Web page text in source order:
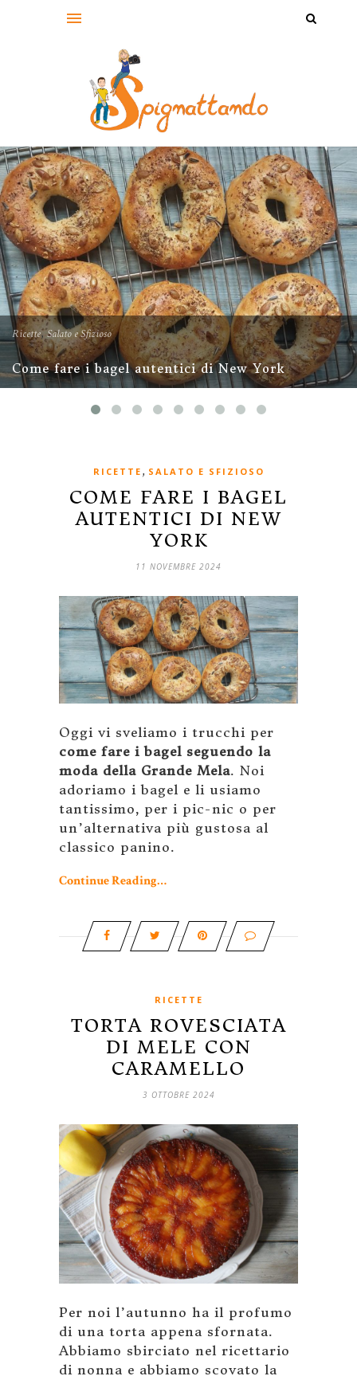
Ricette,Salato e Sfizioso
Come fare i bagel autentici di New York
RICETTE , SALATO E SFIZIOSO
COME FARE I BAGEL
AUTENTICI DI NEW
YORK
11 NOVEMBRE 2024
Oggi vi sveliamo i trucchi per
come fare i bagel seguendo la
moda della Grande Mela. Noi
adoriamo i bagel e li usiamo
tantissimo, per i pic-nic o per
un’alternativa più gustosa al
classico panino.
Continue Reading…
RICETTE
TORTA ROVESCIATA
DI MELE CON
CARAMELLO
3 OTTOBRE 2024
Per noi l’autunno ha il profumo
di una torta appena sfornata.
Abbiamo sbirciato nel ricettario
di nonna e abbiamo scovato la